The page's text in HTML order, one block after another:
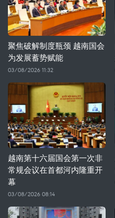
聚焦破解制度瓶颈 越南国会
为发展蓄势赋能
03/08/2026 11:32
越南第十六届国会第一次非
常规会议在首都河内隆重开
幕
03/08/2026 08:14